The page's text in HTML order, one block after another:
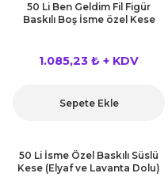
50 Li Ben Geldim Fil Figür
Baskılı Boş İsme özel Kese
1.085,23 ₺ + KDV
Sepete Ekle
50 Li İsme Özel Baskılı Süslü
Kese (Elyaf ve Lavanta Dolu)